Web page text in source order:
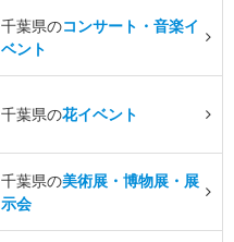
千葉県のコンサート・音楽イ
ベント
千葉県の花イベント
千葉県の美術展・博物展・展
示会